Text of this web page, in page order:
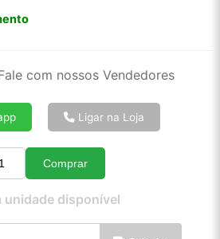
com nossos Vendedores
Ligar na Loja
Quantidade
Comprar
unidade disponível